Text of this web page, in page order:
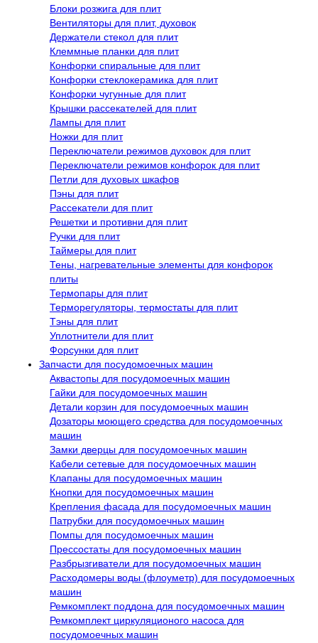
Блоки розжига для плит
Вентиляторы для плит, духовок
Держатели стекол для плит
Клеммные планки для плит
Конфорки спиральные для плит
Конфорки стеклокерамика для плит
Конфорки чугунные для плит
Крышки рассекателей для плит
Лампы для плит
Ножки для плит
Переключатели режимов духовок для плит
Переключатели режимов конфорок для плит
Петли для духовых шкафов
Пэны для плит
Рассекатели для плит
Решетки и противни для плит
Ручки для плит
Таймеры для плит
Тены, нагревательные элементы для конфорок
плиты
Термопары для плит
Терморегуляторы, термостаты для плит
Тэны для плит
Уплотнители для плит
Форсунки для плит
Запчасти для посудомоечных машин
Аквастопы для посудомоечных машин
Гайки для посудомоечных машин
Детали корзин для посудомоечных машин
Дозаторы моющего средства для посудомоечных
машин
Замки дверцы для посудомоечных машин
Кабели сетевые для посудомоечных машин
Клапаны для посудомоечных машин
Кнопки для посудомоечных машин
Крепления фасада для посудомоечных машин
Патрубки для посудомоечных машин
Помпы для посудомоечных машин
Прессостаты для посудомоечных машин
Разбрызгиватели для посудомоечных машин
Расходомеры воды (флоуметр) для посудомоечных
машин
Ремкомплект поддона для посудомоечных машин
Ремкомплект циркуляционого насоса для
посудомоечных машин